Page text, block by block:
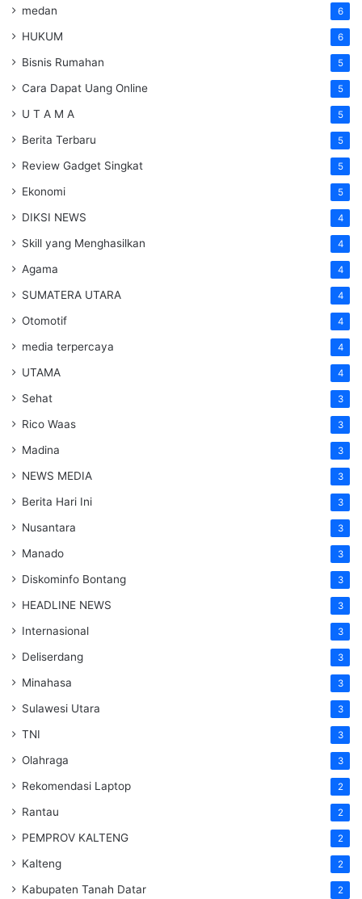
medan 6
HUKUM 6
Bisnis Rumahan 5
Cara Dapat Uang Online 5
U T A M A 5
Berita Terbaru 5
Review Gadget Singkat 5
Ekonomi 5
DIKSI NEWS 4
Skill yang Menghasilkan 4
Agama 4
SUMATERA UTARA 4
Otomotif 4
media terpercaya 4
UTAMA 4
Sehat 3
Rico Waas 3
Madina 3
NEWS MEDIA 3
Berita Hari Ini 3
Nusantara 3
Manado 3
Diskominfo Bontang 3
HEADLINE NEWS 3
Internasional 3
Deliserdang 3
Minahasa 3
Sulawesi Utara 3
TNI 3
Olahraga 3
Rekomendasi Laptop 2
Rantau 2
PEMPROV KALTENG 2
Kalteng 2
Kabupaten Tanah Datar 2